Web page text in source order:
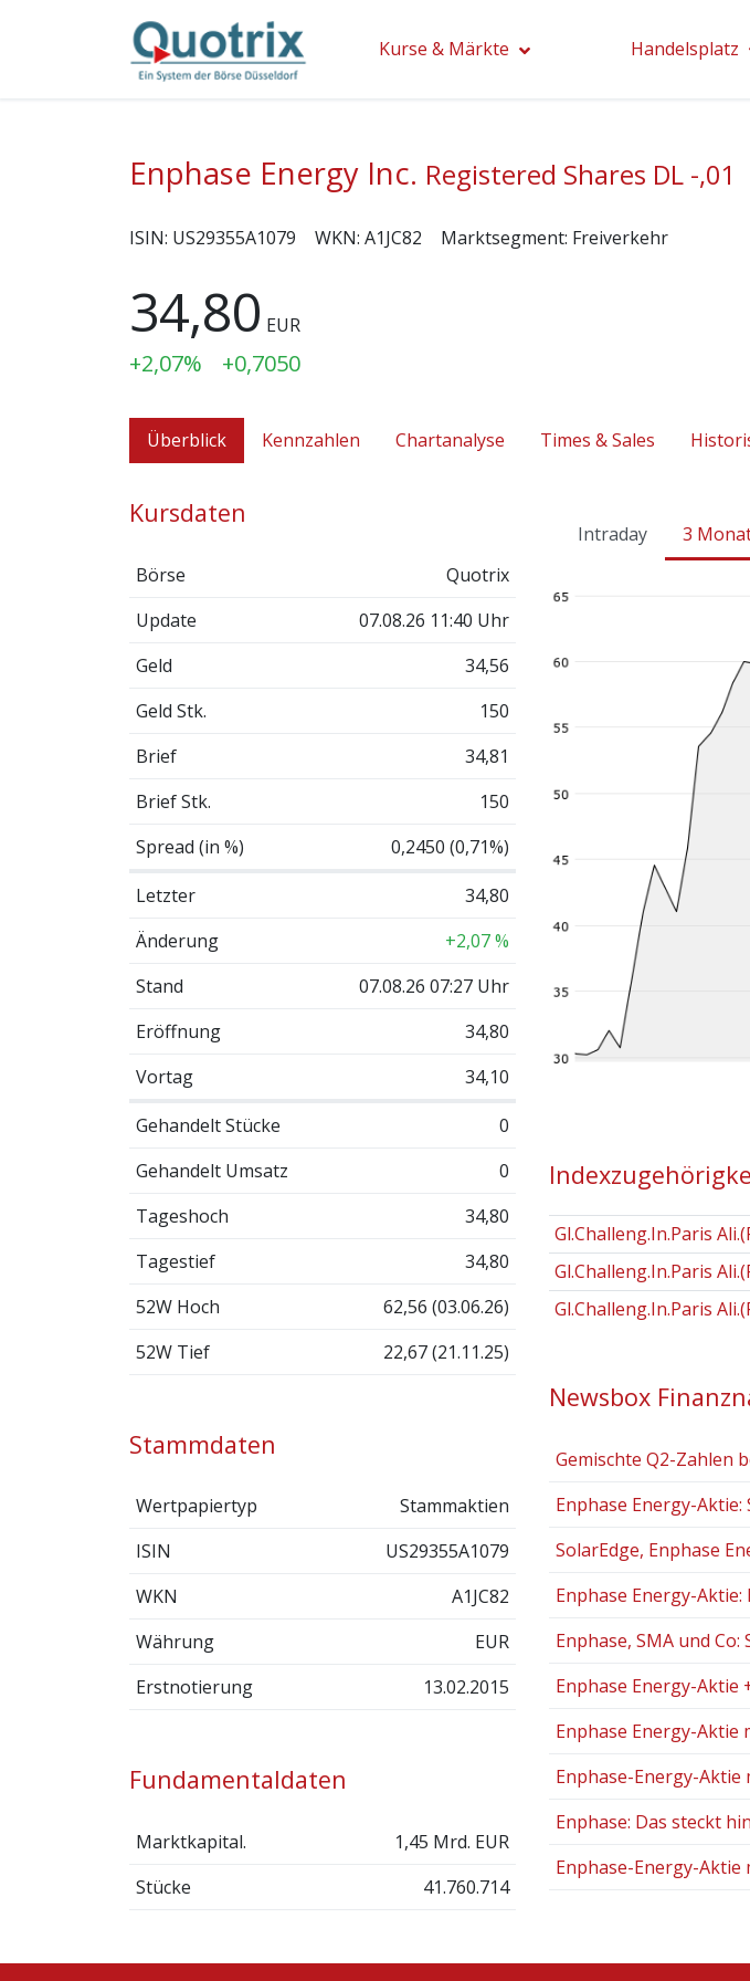
Kurse & Märkte Handelsplatz
Enphase Energy Inc. Registered Shares DL -,01
ISIN: US29355A1079 WKN: A1JC82 Marktsegment: Freiverkehr
34,80 EUR
+2,07% +0,7050
Überblick Kennzahlen Chartanalyse Times & Sales
Kursdaten
Börse
Quotrix
Update
07.08.26 11:40 Uhr
Geld
34,56
Geld Stk.
150
Brief
34,81
Brief Stk.
150
Spread (in %)
0,2450 (0,71%)
Letzter
34,80
Änderung
+2,07 %
Stand
07.08.26 07:27 Uhr
Eröffnung
34,80
Vortag
34,10
Gehandelt Stücke
0
Gehandelt Umsatz
0
Tageshoch
34,80
Tagestief
34,80
52W Hoch
62,56 (03.06.26)
52W Tief
22,67 (21.11.25)
Stammdaten
Wertpapiertyp
Stammaktien
ISIN
US29355A1079
WKN
A1JC82
Währung
EUR
Erstnotierung
13.02.2015
Fundamentaldaten
Marktkapital.
1,45 Mrd. EUR
Stücke
41.760.714
Intraday 3
Gl.Challeng.In.Paris
Gl.Challeng.In.Paris
Gl.Challeng.In.Paris
Newsbox
Gemischte Q2-Zahlen
Enphase Energy-
SolarEdge, Enphase
Enphase Energy-
Enphase, SMA und
Enphase Energy-Aktie
Enphase Energy-Aktie
Enphase-Energy-Aktie
Enphase: Das steckt
Enphase-Energy-Aktie